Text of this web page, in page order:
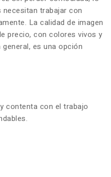
necesitan trabajar con
La calidad de imagen
precio, con colores vivos y
es una opción
contenta con el trabajo